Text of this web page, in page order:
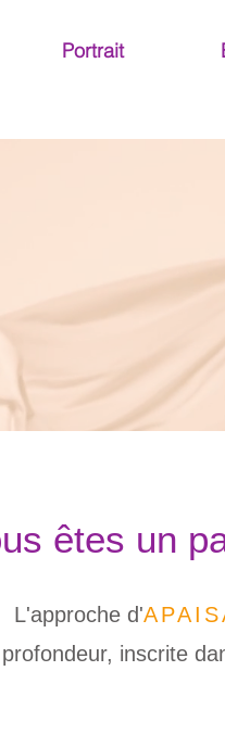
Portrait
êtes un
L'approche d'
profondeur, inscrite